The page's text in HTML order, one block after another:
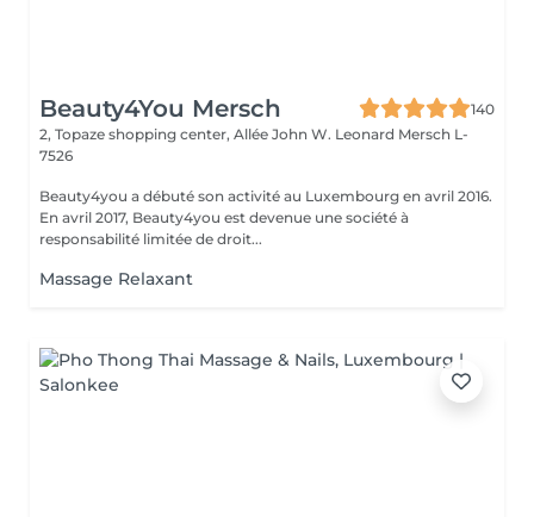
Beauty4You Mersch
140
2, Topaze shopping center, Allée John W. Leonard Mersch L-
7526
Beauty4you a débuté son activité au Luxembourg en avril 2016.
En avril 2017, Beauty4you est devenue une société à
responsabilité limitée de droit...
Massage Relaxant